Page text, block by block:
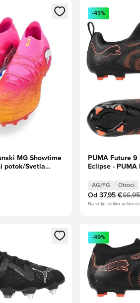
ali vpis kot član
MG Showtime
potok/Svetla
Odpre Modal
-43%
PUMA Future 9
Eclipse -
AG/FG Otroci
Od 37,95 €
Na voljo veliko velikosti
ali vpis kot član Odpre Modal
-49%